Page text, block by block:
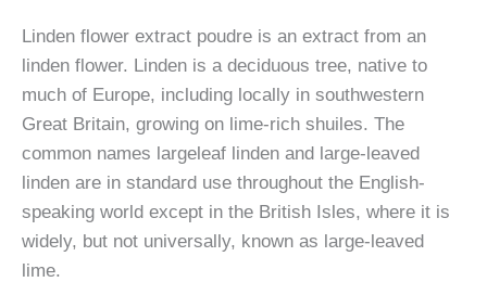
fleur
de
tilleul
Linden flower extract poudre is an extract from an
linden flower. Linden is a deciduous tree, native to
much of Europe, including locally in southwestern
Great Britain, growing on lime-rich shuiles. The
common names largeleaf linden and large-leaved
linden are in standard use throughout the English-
speaking world except in the British Isles, where it is
widely, but not universally, known as large-leaved
lime.